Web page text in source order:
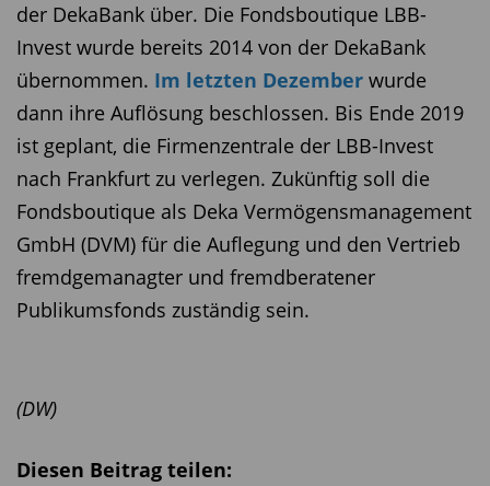
der DekaBank über. Die Fondsboutique LBB-
Invest wurde bereits 2014 von der DekaBank
übernommen. Im letzten Dezember wurde
dann ihre Auflösung beschlossen. Bis Ende 2019
ist geplant, die Firmenzentrale der LBB-Invest
nach Frankfurt zu verlegen. Zukünftig soll die
Fondsboutique als Deka Vermögensmanagement
GmbH (DVM) für die Auflegung und den Vertrieb
fremdgemanagter und fremdberatener
Publikumsfonds zuständig sein.
(DW)
Diesen Beitrag teilen: